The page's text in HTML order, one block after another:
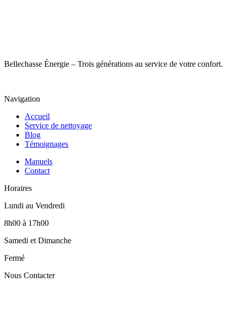
Bellechasse Énergie – Trois générations au service de votre confort.
Navigation
Accueil
Service de nettoyage
Blog
Témoignages
Manuels
Contact
Horaires
Lundi au Vendredi
8h00 à 17h00
Samedi et Dimanche
Fermé
Nous Contacter